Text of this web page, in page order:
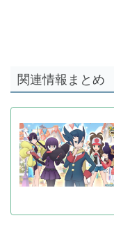
関連情報まとめ